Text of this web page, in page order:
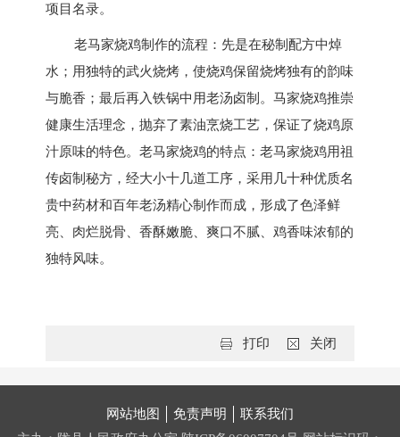
项目名录。
老马家烧鸡制作的流程：先是在秘制配方中焯
水；用独特的武火烧烤， 使烧鸡保留烧烤独有的韵味
与脆香；最后再入铁锅中用老汤卤制。马家烧鸡推崇
健康生活理念，抛弃了素油烹烧工艺，保证了烧鸡原
汁原味的特色。老马家烧鸡的特点：老马家烧鸡用祖
传卤制秘方，经大小十几道工序，采用几十种优质名
贵中药材和百年老汤精心制作而成，形成了色泽鲜
亮、肉烂脱骨、香酥嫩脆、爽口不腻、鸡香味浓郁的
独特风味。
关闭
打印
网站地图 免责声明
联系我们